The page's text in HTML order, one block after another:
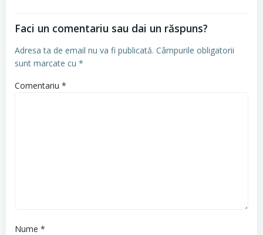
Faci un comentariu sau dai un răspuns?
Adresa ta de email nu va fi publicată. Câmpurile obligatorii
sunt marcate cu *
Comentariu *
Nume *